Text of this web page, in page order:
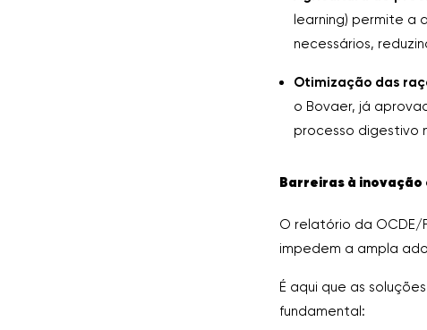
learning) permite a
necessários,
Otimização das
o Bovaer, já
processo digestivo
Barreiras à inovação
O relatório da
impedem a ampla
É aqui que as
fundamental: